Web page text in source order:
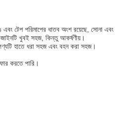
এবং টেপ পরিমাপের ধাতব অংশ রয়েছে, সোনা
খুবই সহজ, কিন্তু আকর্ষণীয়।
হাতে ধরা সহজ এবং বহন করা সহজ।
করতে পারি।